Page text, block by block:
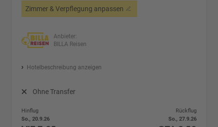
Zimmer & Verpflegung anpassen
Anbieter:
BILLA Reisen
Hotelbeschreibung anzeigen
Ohne Transfer
Hinflug
So., 20.9.26
Rückflug
So., 27.9.26